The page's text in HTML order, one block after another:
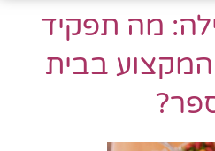
מה תפקיד
המקצוע בבית